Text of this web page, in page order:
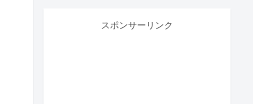
スポンサーリンク